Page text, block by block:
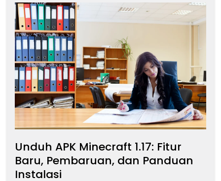
Unduh APK Minecraft 1.17: Fitur
Baru, Pembaruan, dan Panduan
Instalasi